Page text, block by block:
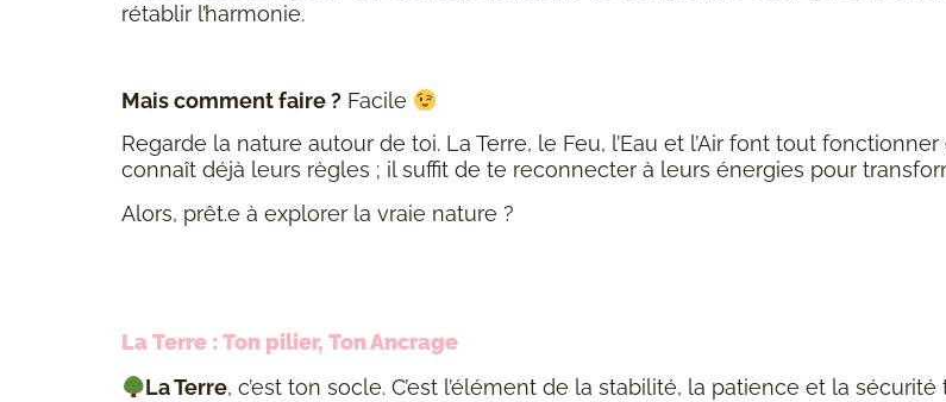
rétablir l’harmonie.
Mais comment faire ? Facile
Regarde la nature autour de toi. La Terre, le Feu, l’Eau et l’Air font tout
connaît déjà leurs règles ; il suffit de te reconnecter à leurs énergies pour
Alors, prêt.e à explorer la vraie nature ?
La Terre : Ton pilier, Ton Ancrage
La Terre, c’est ton socle. C’est l’élément de la stabilité, la patience et la